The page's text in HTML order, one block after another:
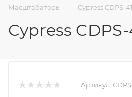
Масштабаторы — Cypress CDPS-
Cypress CDPS-
Артикул: